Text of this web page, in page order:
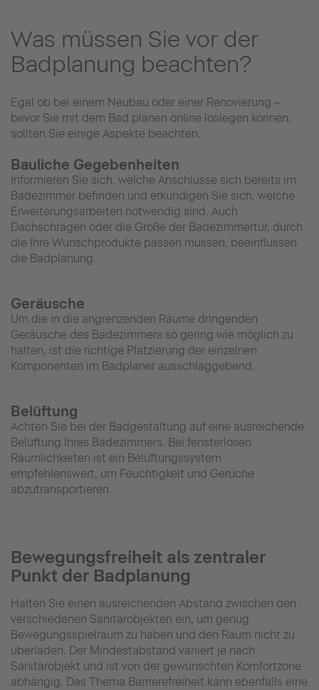
Was müssen Sie vor der
Badplanung beachten?
Egal ob bei einem Neubau oder einer Renovierung –
bevor Sie mit dem Bad planen online loslegen können,
sollten Sie einige Aspekte beachten.
Bauliche Gegebenheiten
Informieren Sie sich, welche Anschlüsse sich bereits im
Badezimmer befinden und erkundigen Sie sich, welche
Erweiterungsarbeiten notwendig sind. Auch
Dachschrägen oder die Größe der Badezimmertür, durch
die Ihre Wunschprodukte passen müssen, beeinflussen
die Badplanung.
Geräusche
Um die in die angrenzenden Räume dringenden
Geräusche des Badezimmers so gering wie möglich zu
halten, ist die richtige Platzierung der einzelnen
Komponenten im Badplaner ausschlaggebend.
Belüftung
Achten Sie bei der Badgestaltung auf eine ausreichende
Belüftung Ihres Badezimmers. Bei fensterlosen
Räumlichkeiten ist ein Belüftungssystem
empfehlenswert, um Feuchtigkeit und Gerüche
abzutransportieren.
Bewegungsfreiheit als zentraler
Punkt der Badplanung
Halten Sie einen ausreichenden Abstand zwischen den
verschiedenen Sanitärobjekten ein, um genug
Bewegungsspielraum zu haben und den Raum nicht zu
überladen. Der Mindestabstand variiert je nach
Sanitärobjekt und ist von der gewünschten Komfortzone
abhängig. Das Thema Barrierefreiheit kann ebenfalls eine